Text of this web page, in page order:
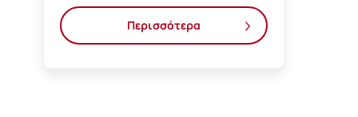
Περισσότερα